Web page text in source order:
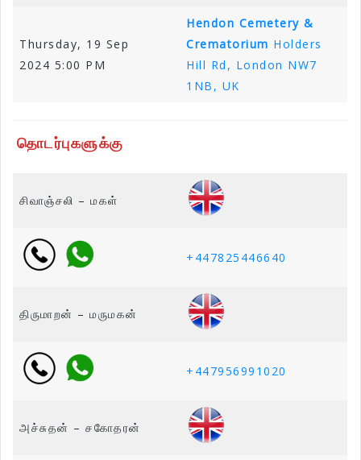
Thursday, 19 Sep
2024 5:00 PM
Hendon Cemetery &
Crematorium Holders
Hill Rd, London NW7
1NB, UK
தொடர்புகளுக்கு
சிவாஞ்சலி – மகள்
+447825446640
திருமாறன் – மருமகன்
+447956991020
அச்சுதன் – சகோதரன்